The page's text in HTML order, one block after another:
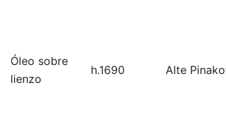
Óleo sobre
lienzo
h.1690 Alte